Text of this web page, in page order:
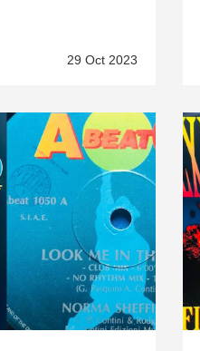
29 Oct 2023